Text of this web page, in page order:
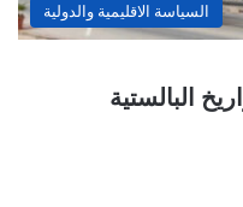
السياسة الاقليمية والدولية
البالستية